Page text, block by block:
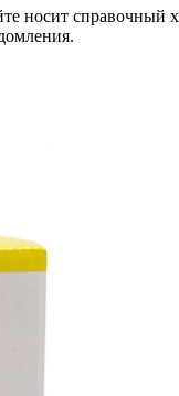
носит справочный